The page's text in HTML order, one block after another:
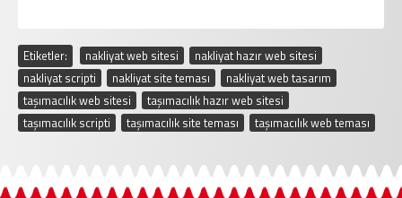
Etiketler: nakliyat web sitesi nakliyat hazır web sitesi
nakliyat scripti
nakliyat site teması nakliyat web tasarım
taşımacılık web sitesi
taşımacılık hazır web sitesi
taşımacılık scripti
taşımacılık site teması taşımacılık web teması